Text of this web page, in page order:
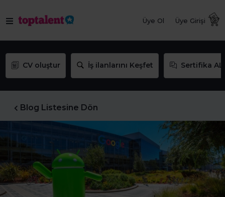
Üye Ol Üye Girişi
CV oluştur İş ilanlarını Keşfet Sertifika AL
Blog Listesine Dön